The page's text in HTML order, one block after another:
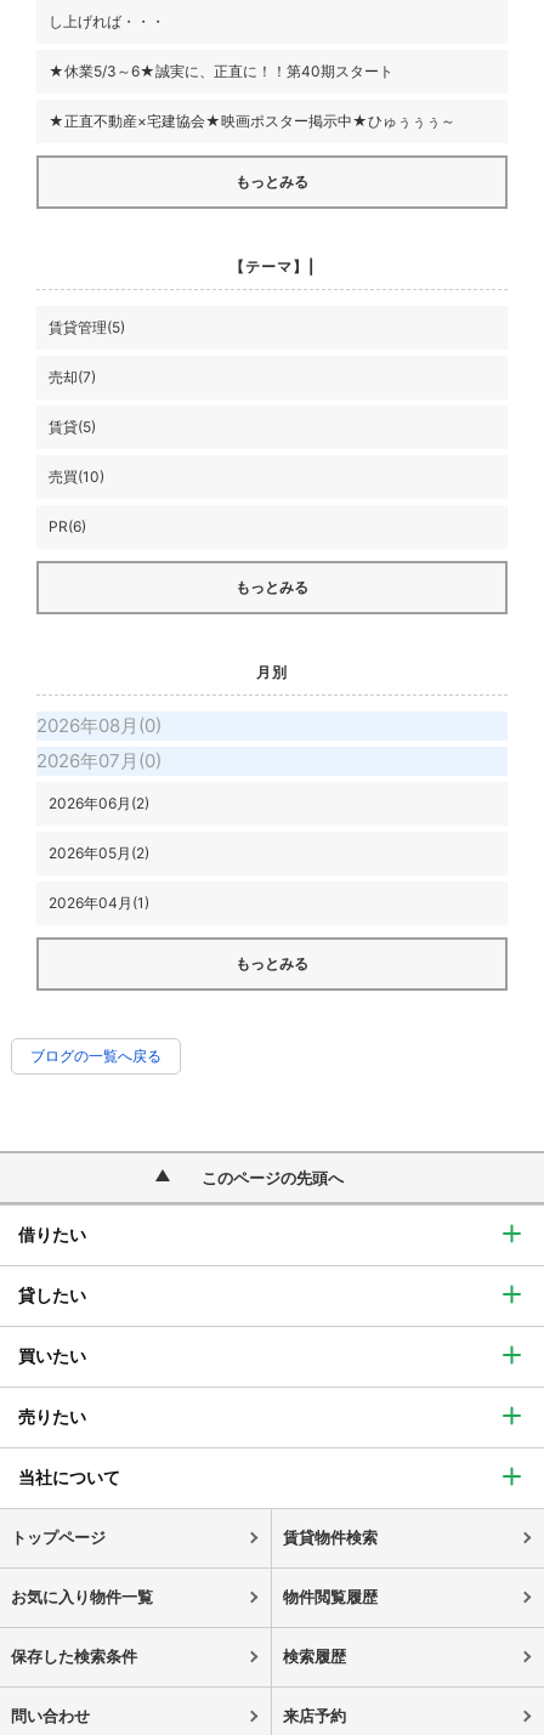
し上げれば・・・
★休業5/3～6★誠実に、正直に！！第40期スタート
★正直不動産×宅建協会★映画ポスター掲示中★ひゅぅぅぅ～
もっとみる
【テーマ】|
賃貸管理(5)
売却(7)
賃貸(5)
売買(10)
PR(6)
もっとみる
月別
2026年08月(0)
2026年07月(0)
2026年06月(2)
2026年05月(2)
2026年04月(1)
もっとみる
ブログの一覧へ戻る
このページの先頭へ
借りたい
貸したい
買いたい
売りたい
当社について
トップページ 賃貸物件検索
お気に入り物件一覧 物件閲覧履歴
保存した検索条件 検索履歴
問い合わせ 来店予約